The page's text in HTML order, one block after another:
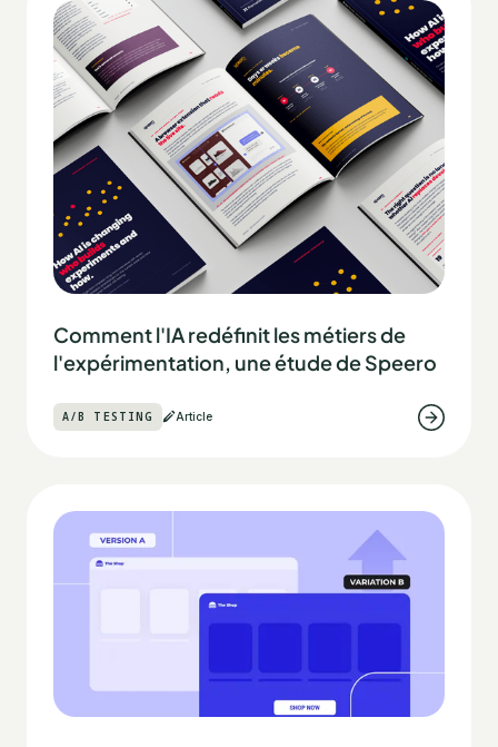
Comment l'IA redéfinit les métiers de
l'expérimentation, une étude de Speero
A/B TESTING Article